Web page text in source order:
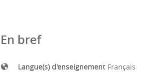
En bref
Langue(s) d'enseignement Français